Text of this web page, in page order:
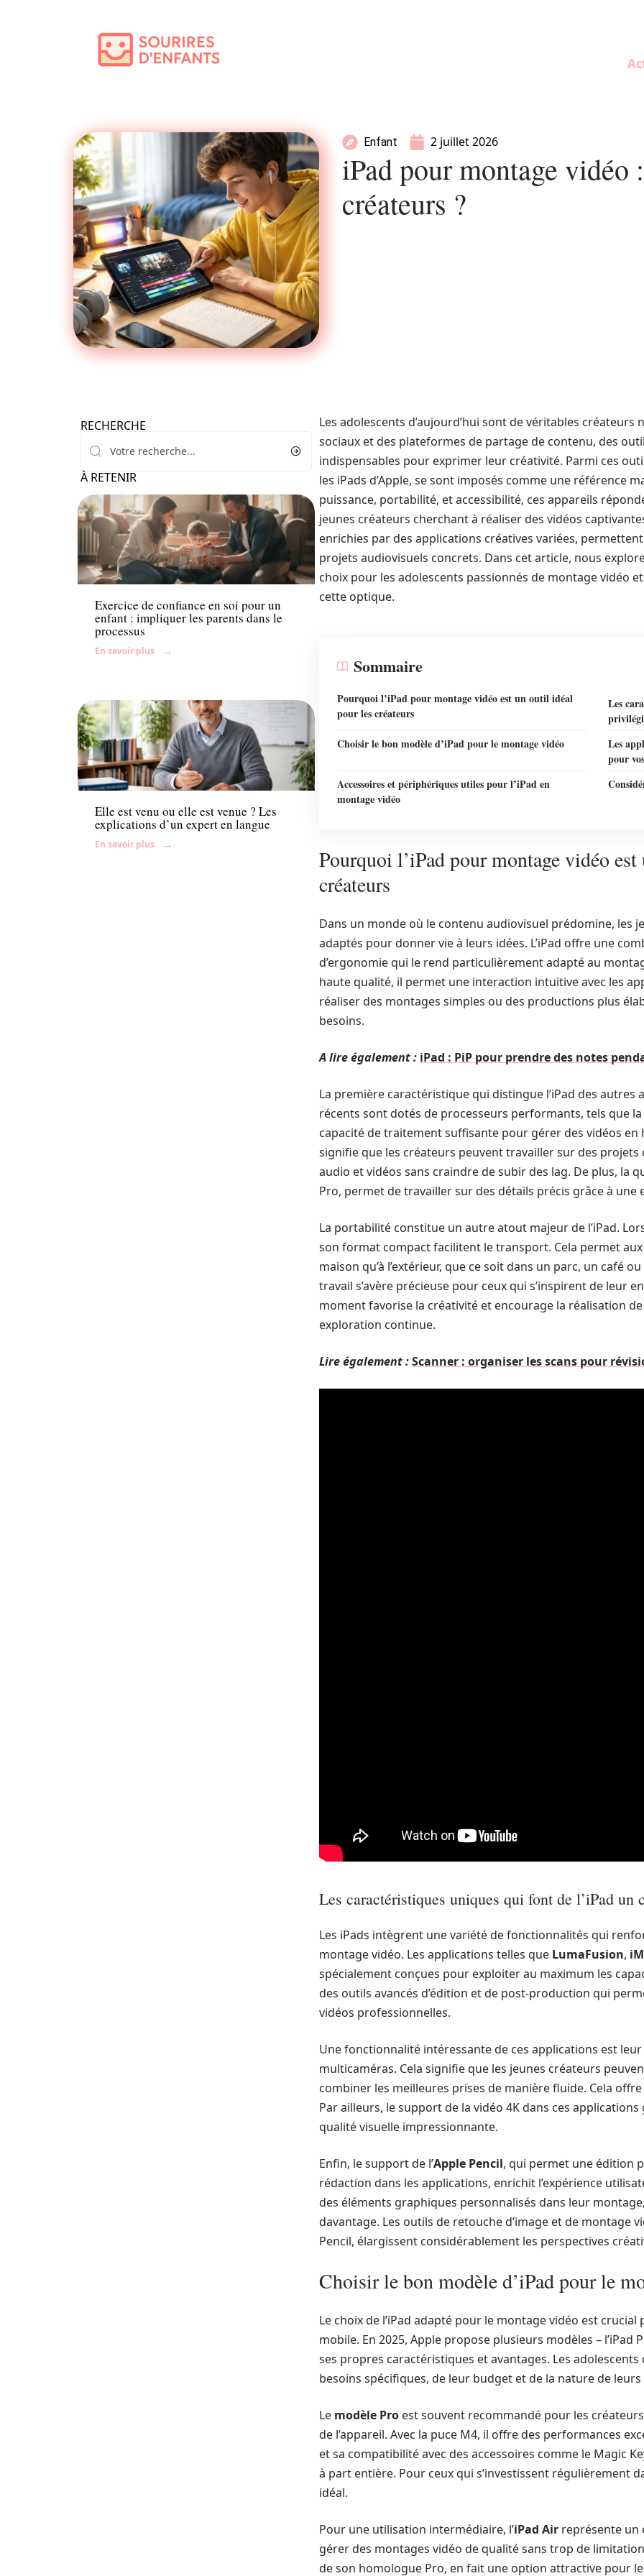
Enfant 2 juillet 2026
iPad pour montage vidéo
créateurs ?
RECHERCHE
À RETENIR
Parents
Exercice de confiance en soi pour un
enfant : impliquer les parents dans le
processus
En savoir plus
Enfant
Elle est venu ou elle est venue ? Les
explications d’un expert en langue
En savoir plus
Les adolescents d’aujourd’hui sont de véritables créateurs
sociaux et des plateformes de partage de contenu, des
indispensables pour exprimer leur créativité. Parmi ces
les iPads d’Apple, se sont imposés comme une référence
puissance, portabilité, et accessibilité, ces appareils
jeunes créateurs cherchant à réaliser des vidéos
enrichies par des applications créatives variées,
projets audiovisuels concrets. Dans cet article, nous
choix pour les adolescents passionnés de montage vidéo
cette optique.
Sommaire
Pourquoi l’iPad pour montage vidéo est un outil idéal
pour les créateurs
Les
Choisir le bon modèle d’iPad pour le montage vidéo
Les
pour
Accessoires et périphériques utiles pour l’iPad en
montage vidéo
Pourquoi l’iPad pour montage vidéo
créateurs
Dans un monde où le contenu audiovisuel prédomine, les
adaptés pour donner vie à leurs idées. L’iPad offre une
d’ergonomie qui le rend particulièrement adapté au
haute qualité, il permet une interaction intuitive avec les
réaliser des montages simples ou des productions plus
besoins.
A lire également : iPad : PiP pour prendre des notes
La première caractéristique qui distingue l’iPad des autres
récents sont dotés de processeurs performants, tels que
capacité de traitement suffisante pour gérer des vidéos
signifie que les créateurs peuvent travailler sur des
audio et vidéos sans craindre de subir des lag. De plus, la
Pro, permet de travailler sur des détails précis grâce à
La portabilité constitue un autre atout majeur de l’iPad.
son format compact facilitent le transport. Cela permet
maison qu’à l’extérieur, que ce soit dans un parc, un café
travail s’avère précieuse pour ceux qui s’inspirent de leur
moment favorise la créativité et encourage la réalisation
exploration continue.
Lire également :Scanner : organiser les scans pour
Les caractéristiques uniques qui font de l’iPad
Les iPads intègrent une variété de fonctionnalités qui
montage vidéo. Les applications telles que LumaFusion,
spécialement conçues pour exploiter au maximum les
des outils avancés d’édition et de post-production qui
vidéos professionnelles.
Une fonctionnalité intéressante de ces applications est
multicaméras. Cela signifie que les jeunes créateurs
combiner les meilleures prises de manière fluide. Cela
Par ailleurs, le support de la vidéo 4K dans ces
qualité visuelle impressionnante.
Enfin, le support de l’Apple Pencil, qui permet une édition
rédaction dans les applications, enrichit l’expérience
des éléments graphiques personnalisés dans leur
davantage. Les outils de retouche d’image et de montage
Pencil, élargissent considérablement les perspectives
Choisir le bon modèle d’iPad pour le
Le choix de l’iPad adapté pour le montage vidéo est crucial
mobile. En 2025, Apple propose plusieurs modèles – l’iPad
ses propres caractéristiques et avantages. Les
besoins spécifiques, de leur budget et de la nature de
Le modèle Pro est souvent recommandé pour les
de l’appareil. Avec la puce M4, il offre des performances
et sa compatibilité avec des accessoires comme le Magic
à part entière. Pour ceux qui s’investissent régulièrement
idéal.
Pour une utilisation intermédiaire, l’iPad Air représente un
gérer des montages vidéo de qualité sans trop de
de son homologue Pro, en fait une option attractive pour